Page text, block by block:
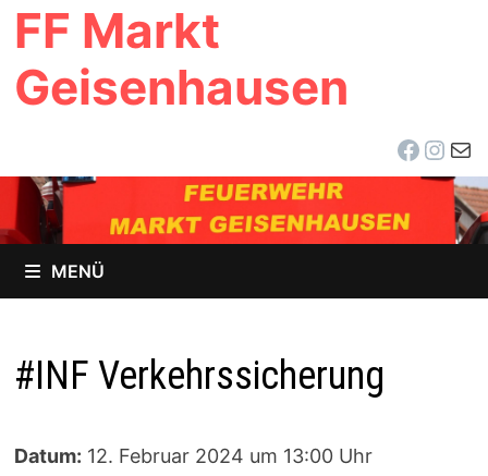
Zum
Inhalt
springen
FF Markt
Geisenhausen
E-
MENÜ
#INF Verkehrssicherung
Datum: 12. Februar 2024 um 13:00 Uhr